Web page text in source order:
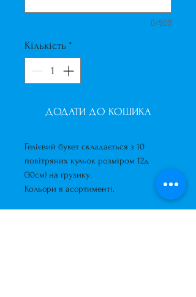
0/500
Кількість *
ДОДАТИ ДО КОШИКА
Гелієвий букет складається з 10
повітряних кульок розміром 12д
(30см) на грузику.
Кольори в асортименті.